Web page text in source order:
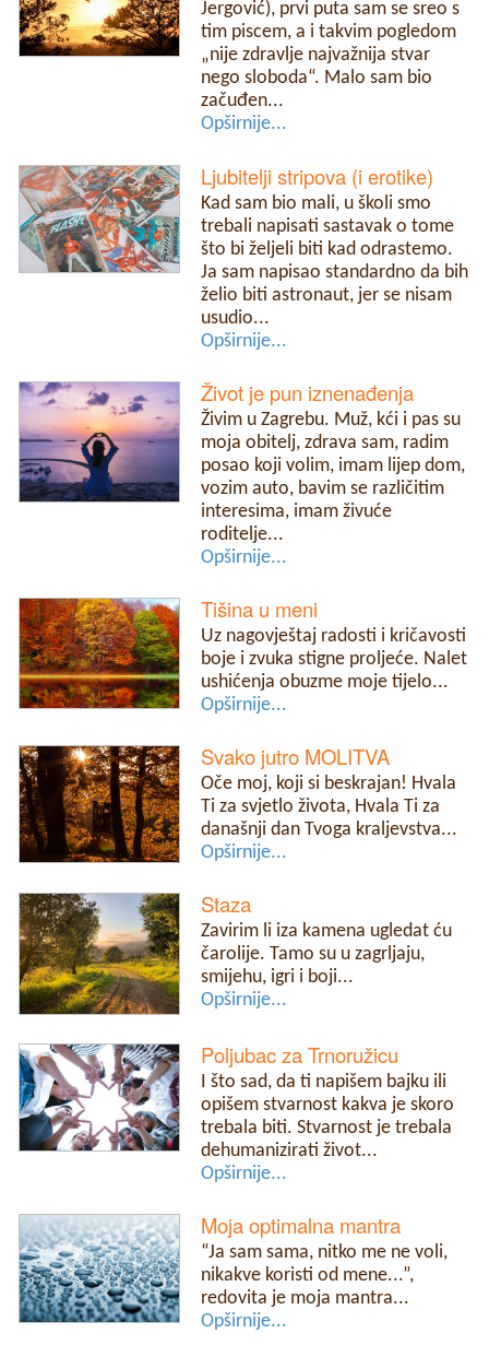
Jergović), prvi puta sam se sreo s
tim piscem, a i takvim pogledom
„nije zdravlje najvažnija stvar
nego sloboda“. Malo sam bio
začuđen...
Opširnije...
Ljubitelji stripova (i erotike)
Kad sam bio mali, u školi smo
trebali napisati sastavak o tome
što bi željeli biti kad odrastemo.
Ja sam napisao standardno da bih
želio biti astronaut, jer se nisam
usudio...
Opširnije...
Život je pun iznenađenja
Živim u Zagrebu. Muž, kći i pas su
moja obitelj, zdrava sam, radim
posao koji volim, imam lijep dom,
vozim auto, bavim se različitim
interesima, imam živuće
roditelje...
Opširnije...
Tišina u meni
Uz nagovještaj radosti i kričavosti
boje i zvuka stigne proljeće. Nalet
ushićenja obuzme moje tijelo...
Opširnije...
Svako jutro MOLITVA
Oče moj, koji si beskrajan! Hvala
Ti za svjetlo života, Hvala Ti za
današnji dan Tvoga kraljevstva...
Opširnije...
Staza
Zavirim li iza kamena ugledat ću
čarolije. Tamo su u zagrljaju,
smijehu, igri i boji...
Opširnije...
Poljubac za Trnoružicu
I što sad, da ti napišem bajku ili
opišem stvarnost kakva je skoro
trebala biti. Stvarnost je trebala
dehumanizirati život...
Opširnije...
Moja optimalna mantra
“Ja sam sama, nitko me ne voli,
nikakve koristi od mene...”,
redovita je moja mantra...
Opširnije...